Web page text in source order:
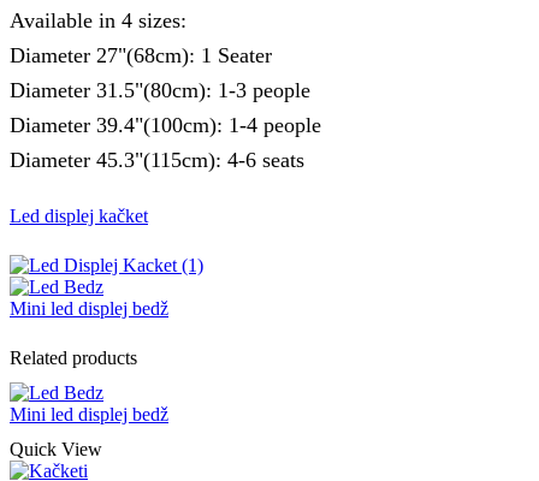
Available in 4 sizes:
Diameter 27"(68cm): 1 Seater
Diameter 31.5"(80cm): 1-3 people
Diameter 39.4"(100cm): 1-4 people
Diameter 45.3"(115cm): 4-6 seats
Led displej kačket
Mini led displej bedž
Related products
Mini led displej bedž
Quick View